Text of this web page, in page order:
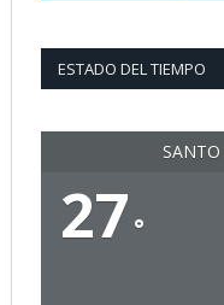
ESTADO DEL TIEMPO
27 °